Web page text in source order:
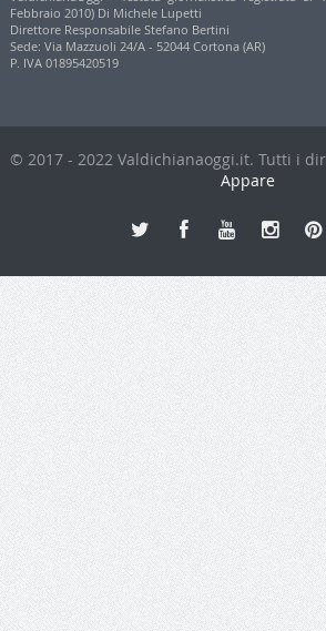
Febbraio 2010) Di Michele Lupetti
Direttore Responsabile Stefano Bertini
Sede: Via Mazzuoli 24/A - 52044 Cortona (AR)
P. IVA 01895420519
© 2017 - 2022 Valdichianaoggi.it. Tutti i
Appare